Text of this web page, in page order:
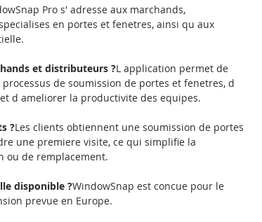
Pro s' adresse aux marchands,
en portes et fenetres, ainsi qu aux
et distributeurs ?L application permet de
de soumission de portes et fenetres, d
d ameliorer la productivite des equipes.
?Les clients obtiennent une soumission de portes
une premiere visite, ce qui simplifie la
ou de remplacement.
disponible ?WindowSnap est concue pour le
prevue en Europe.